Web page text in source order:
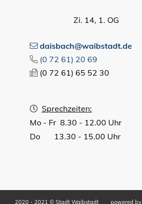
Zi. 14, 1. OG
daisbach@waibstadt.de
(0 72 61) 20 69
(0 72 61) 65 52 30
Sprechzeiten:
Mo - Fr 8.30 - 12.00 Uhr
Do 13.30 - 15.00 Uhr
2020 - 2021 © Stadt Waibstadt powered by